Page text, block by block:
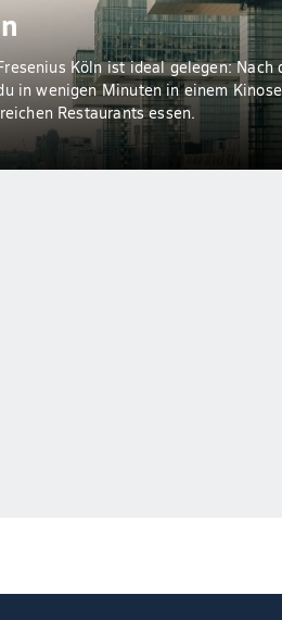
Köln ist ideal gelegen: Nach
in wenigen Minuten in einem
Restaurants essen.